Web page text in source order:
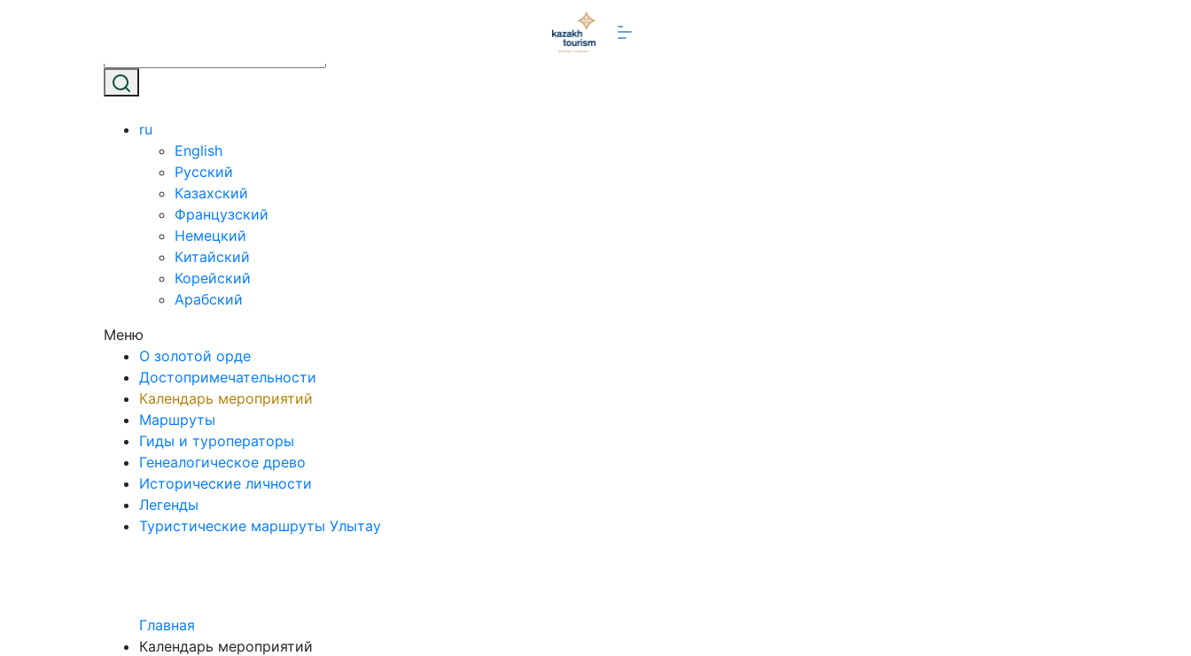
ru
English
Русский
Казахский
Французский
Немецкий
Китайский
Корейский
Арабский
Меню
О золотой орде
Достопримечательности
Календарь мероприятий
Маршруты
Гиды и туроператоры
Генеалогическое древо
Исторические личности
Легенды
Туристические маршруты Улытау
Главная
Календарь мероприятий